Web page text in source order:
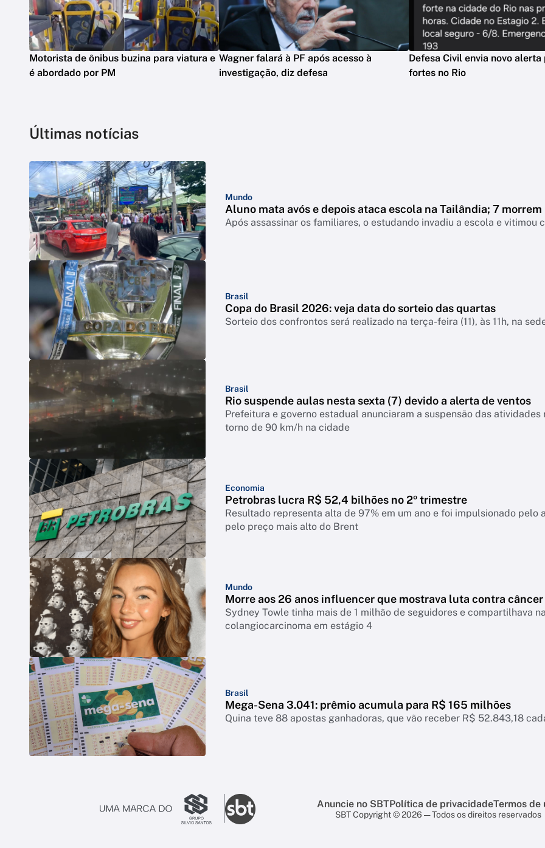
Motorista de ônibus buzina para viatura e
é abordado por PM
Wagner falará à PF após acesso à
investigação, diz defesa
Defesa Civil envia novo alerta
fortes no Rio
Últimas notícias
Mundo
Aluno mata avós e depois ataca escola na Tailândia; 7 morrem
Após assassinar os familiares, o estudando invadiu a escola e vitimou
Brasil
Copa do Brasil 2026: veja data do sorteio das quartas
Sorteio dos confrontos será realizado na terça-feira (11), às 11h, na
Brasil
Rio suspende aulas nesta sexta (7) devido a alerta de ventos
Prefeitura e governo estadual anunciaram a suspensão das
torno de 90 km/h na cidade
Economia
Petrobras lucra R$ 52,4 bilhões no 2º trimestre
Resultado representa alta de 97% em um ano e foi impulsionado
pelo preço mais alto do Brent
Mundo
Morre aos 26 anos influencer que mostrava luta contra câncer
Sydney Towle tinha mais de 1 milhão de seguidores e compartilhava
colangiocarcinoma em estágio 4
Brasil
Mega-Sena 3.041: prêmio acumula para R$ 165 milhões
Quina teve 88 apostas ganhadoras, que vão receber R$ 52.843,18
Anuncie no SBTPolítica de privacidadeTermos de
SBT Copyright © 2026 — Todos os direitos reservados